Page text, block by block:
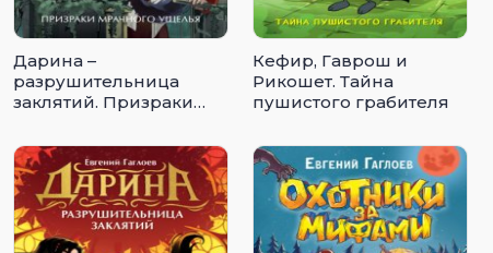
Дарина –
разрушительница
заклятий. Призраки
Кефир, Гаврош и
Рикошет. Тайна
пушистого грабителя